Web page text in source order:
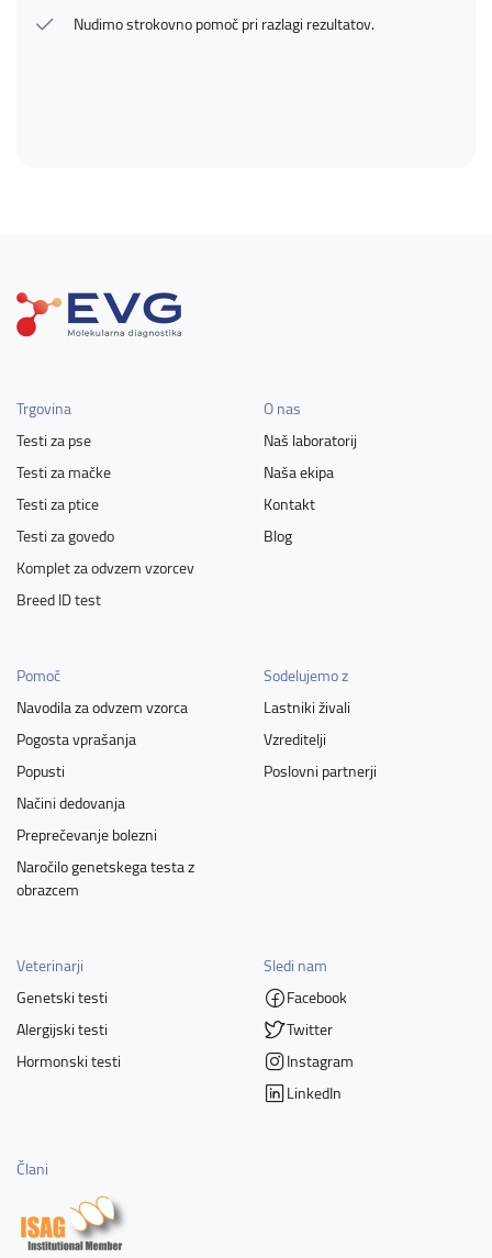
Nudimo strokovno pomoč pri razlagi rezultatov.
Trgovina
Testi za pse
Testi za mačke
Testi za ptice
Testi za govedo
Komplet za odvzem vzorcev
Breed ID test
O nas
Naš laboratorij
Naša ekipa
Kontakt
Blog
Pomoč
Navodila za odvzem vzorca
Pogosta vprašanja
Popusti
Načini dedovanja
Preprečevanje bolezni
Naročilo genetskega testa z
obrazcem
Sodelujemo z
Lastniki živali
Vzreditelji
Poslovni partnerji
Veterinarji
Genetski testi
Alergijski testi
Hormonski testi
Sledi nam
Facebook
Twitter
Instagram
LinkedIn
Člani